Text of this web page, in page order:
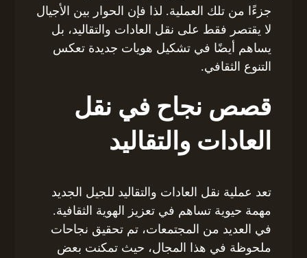
جزءًا من تلك العملية. لذا فإن الحوار بين الأجيال
لا يقتصر فقط على نقل العادات والتقاليد، بل
يساهم أيضًا في تشكيل هويات جديدة تعكس
التنوع الثقافي.
قصص نجاح في نقل
العادات والتقاليد
تعد عملية نقل العادات والتقاليد للجيل الجديد
مهمة حيوية تساهم في تعزيز الهوية الثقافية.
في العديد من المجتمعات، تم تحقيق نجاحات
ملحوظة في هذا المجال، حيث تمكنت بعض